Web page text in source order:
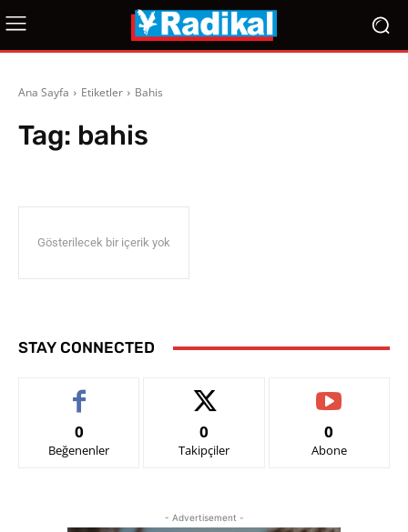
Ana Sayfa Etiketler Bahis
Tag: bahis
Gösterilecek bir içerik yok
STAY CONNECTED
0
Beğenenler
0
Takipçiler
0
Abone
- Advertisement -